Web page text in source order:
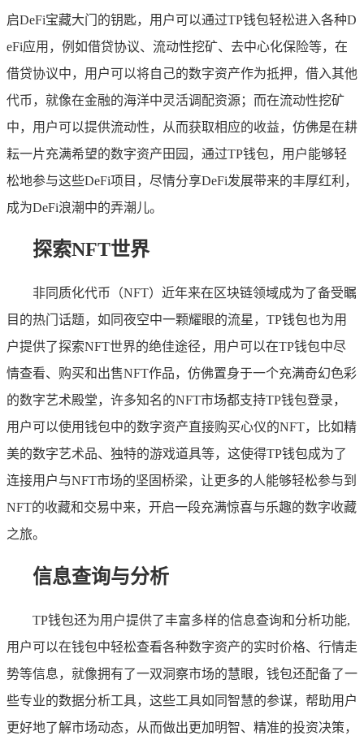
启DeFi宝藏大门的钥匙，用户可以通过TP钱包轻松进入各种D
eFi应用，例如借贷协议、流动性挖矿、去中心化保险等，在
借贷协议中，用户可以将自己的数字资产作为抵押，借入其他
代币，就像在金融的海洋中灵活调配资源；而在流动性挖矿
中，用户可以提供流动性，从而获取相应的收益，仿佛是在耕
耘一片充满希望的数字资产田园，通过TP钱包，用户能够轻
松地参与这些DeFi项目，尽情分享DeFi发展带来的丰厚红利，
成为DeFi浪潮中的弄潮儿。
探索NFT世界
非同质化代币（NFT）近年来在区块链领域成为了备受瞩
目的热门话题，如同夜空中一颗耀眼的流星，TP钱包也为用
户提供了探索NFT世界的绝佳途径，用户可以在TP钱包中尽
情查看、购买和出售NFT作品，仿佛置身于一个充满奇幻色彩
的数字艺术殿堂，许多知名的NFT市场都支持TP钱包登录，
用户可以使用钱包中的数字资产直接购买心仪的NFT，比如精
美的数字艺术品、独特的游戏道具等，这使得TP钱包成为了
连接用户与NFT市场的坚固桥梁，让更多的人能够轻松参与到
NFT的收藏和交易中来，开启一段充满惊喜与乐趣的数字收藏
之旅。
信息查询与分析
TP钱包还为用户提供了丰富多样的信息查询和分析功能,
用户可以在钱包中轻松查看各种数字资产的实时价格、行情走
势等信息，就像拥有了一双洞察市场的慧眼，钱包还配备了一
些专业的数据分析工具，这些工具如同智慧的参谋，帮助用户
更好地了解市场动态，从而做出更加明智、精准的投资决策，